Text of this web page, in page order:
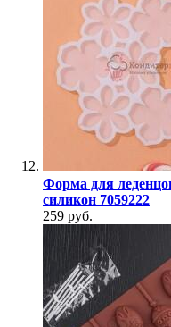
Форма для
силикон 7059222
259 руб.